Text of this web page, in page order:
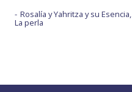
Rosalía y Yahritza y su Esencia,
La perla